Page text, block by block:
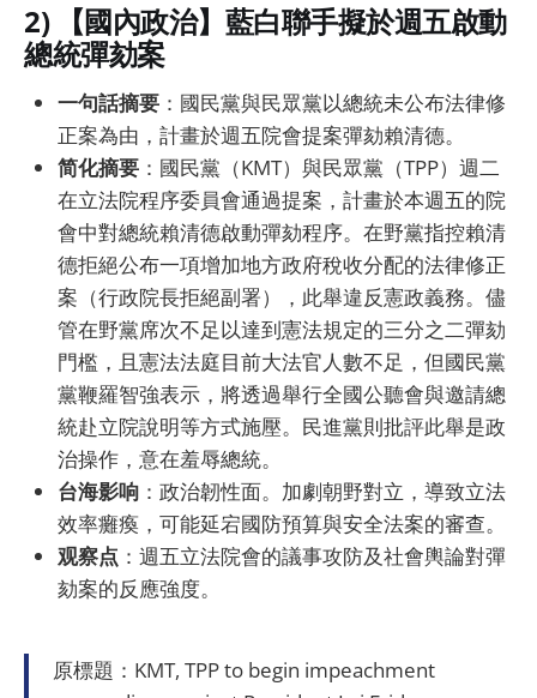
2) 【國內政治】藍白聯手擬於週五啟動
總統彈劾案
一句話摘要 ：國民黨與民眾黨以總統未公布法律修
正案為由，計畫於週五院會提案彈劾賴清德。
简化摘要 ：國民黨（KMT）與民眾黨（TPP）週二
在立法院程序委員會通過提案，計畫於本週五的院
會中對總統賴清德啟動彈劾程序。在野黨指控賴清
德拒絕公布一項增加地方政府稅收分配的法律修正
案（行政院長拒絕副署），此舉違反憲政義務。儘
管在野黨席次不足以達到憲法規定的三分之二彈劾
門檻，且憲法法庭目前大法官人數不足，但國民黨
黨鞭羅智強表示，將透過舉行全國公聽會與邀請總
統赴立院說明等方式施壓。民進黨則批評此舉是政
治操作，意在羞辱總統。
台海影响 ：政治韌性面。加劇朝野對立，導致立法
效率癱瘓，可能延宕國防預算與安全法案的審查。
观察点 ：週五立法院會的議事攻防及社會輿論對彈
劾案的反應強度。
原標題：KMT, TPP to begin impeachment